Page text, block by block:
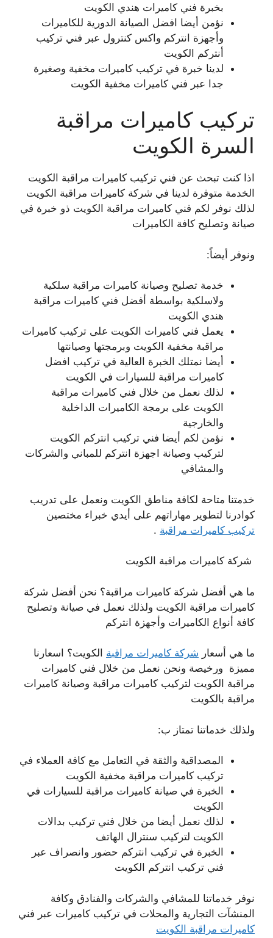
بخبرة فني كاميرات هندي الكويت
نؤمن أيضا افضل الصيانة الدورية للكاميرات
وأجهزة انتركم واكس كنترول عبر فني تركيب
أنتركم الكويت
لدينا خبرة في تركيب كاميرات مخفية وصغيرة
جدا عبر فني كاميرات مخفية الكويت
تركيب كاميرات مراقبة
السرة الكويت
اذا كنت تبحث عن فني تركيب كاميرات مراقبة الكويت
الخدمة متوفرة لدينا في شركة كاميرات مراقبة الكويت
لذلك نوفر لكم فني كاميرات مراقبة الكويت ذو خبرة في
صيانة وتصليح كافة الكاميرات
ونوفر أيضاً:
خدمة تصليح وصيانة كاميرات مراقبة سلكية
ولاسلكية بواسطة أفضل فني كاميرات مراقبة
هندي الكويت
يعمل فني كاميرات الكويت على تركيب كاميرات
مراقبة مخفية الكويت وبرمجتها وصيانتها
أيضا نمتلك الخبرة العالية في تركيب افضل
كاميرات مراقبة للسيارات في الكويت
لذلك نعمل من خلال فني كاميرات مراقبة
الكويت على برمجة الكاميرات الداخلية
والخارجية
نؤمن لكم أيضا فني تركيب انتركم الكويت
لتركيب وصيانة اجهزة انتركم للمباني والشركات
والمشافي
خدمتنا متاحة لكافة مناطق الكويت ونعمل على تدريب
كوادرنا لتطوير مهاراتهم على أيدي خبراء مختصين
تركيب كاميرات مراقبة .
شركة كاميرات مراقبة الكويت
ما هي أفضل شركة كاميرات مراقبة؟ نحن أفضل شركة
كاميرات مراقبة الكويت ولذلك نعمل في صيانة وتصليح
كافة أنواع الكاميرات وأجهزة انتركم
ما هي أسعار شركة كاميرات مراقبة الكويت؟ اسعارنا
مميزة ورخيصة ونحن نعمل من خلال فني كاميرات
مراقبة الكويت لتركيب كاميرات مراقبة وصيانة كاميرات
مراقبة بالكويت
ولذلك خدماتنا تمتاز ب:
المصداقية والثقة في التعامل مع كافة العملاء في
تركيب كاميرات مراقبة مخفية الكويت
الخبرة في صيانة كاميرات مراقبة للسيارات في
الكويت
لذلك نعمل أيضا من خلال فني تركيب بدالات
الكويت لتركيب سنترال الهاتف
الخبرة في تركيب انتركم حضور وانصراف عبر
فني تركيب انتركم الكويت
نوفر خدماتنا للمشافي والشركات والفنادق وكافة
المنشآت التجارية والمحلات في تركيب كاميرات عبر فني
كاميرات مراقبة الكويت